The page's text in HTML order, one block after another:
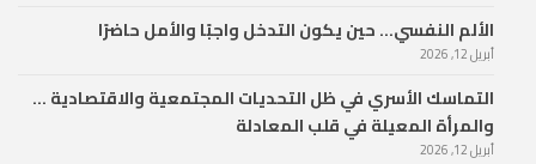
الألم النفسي… حين يكون التدخل واجبًا والأمل حاضرًا
أبريل 12, 2026
التماسك الأسري في ظل التحديات المجتمعية والاقتصادية …
والمرأة المعيلة في قلب المعادلة
أبريل 12, 2026